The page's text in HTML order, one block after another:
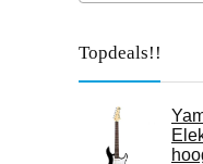
Topdeals!!